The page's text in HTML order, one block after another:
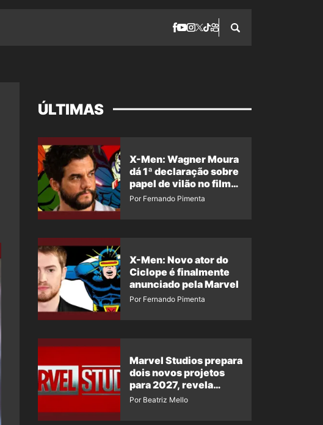
ÚLTIMAS
X-Men: Wagner Moura
dá 1ª declaração sobre
papel de vilão no filme
da Marvel
Por Fernando Pimenta
X-Men: Novo ator do
Ciclope é finalmente
anunciado pela Marvel
Por Fernando Pimenta
Marvel Studios prepara
dois novos projetos
para 2027, revela
insider
Por Beatriz Mello